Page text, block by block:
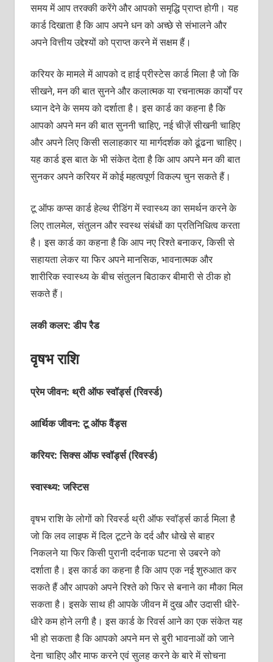
समय में आप तरक्‍की करेंगे और आपको समृद्धि प्राप्‍त होगी। यह
कार्ड दिखाता है कि आप अपने धन को अच्‍छे से संभालने और
अपने वित्तीय उद्देश्‍यों को प्राप्‍त करने में सक्षम हैं।
करियर के मामले में आपको द हाई प्रीस्‍टेस कार्ड मिला है जो कि
सीखने, मन की बात सुनने और कलात्‍मक या रचनात्‍मक कार्यों पर
ध्‍यान देने के समय को दर्शाता है। इस कार्ड का कहना है कि
आपको अपने मन की बात सुननी चाहिए, नई चीज़ें सीखनी चाहिए
और अपने लिए किसी सलाहकार या मार्गदर्शक को ढूंढना चाहिए।
यह कार्ड इस बात के भी संकेत देता है कि आप अपने मन की बात
सुनकर अपने करियर में कोई महत्‍वपूर्ण विकल्‍प चुन सकते हैं।
टू ऑफ कप्‍स कार्ड हेल्‍थ रीडिंग में स्‍वास्‍थ्‍य का समर्थन करने के
लिए तालमेल, संतुलन और स्‍वस्‍थ संबंधों का प्रतिनिधित्‍व करता
है। इस कार्ड का कहना है कि आप नए रिश्‍ते बनाकर, किसी से
सहायता लेकर या फिर अपने मानसिक, भावनात्‍मक और
शारीरिक स्‍वास्‍थ्‍य के बीच संतुलन बिठाकर बीमारी से ठीक हो
सकते हैं।
लकी कलर: डीप रैड
वृषभ राशि
प्रेम जीवन: थ्री ऑफ स्‍वॉर्ड्स (रिवर्स्‍ड)
आर्थिक जीवन: टू ऑफ वैंड्स
करियर: सिक्‍स ऑफ स्‍वॉर्ड्स (रिवर्स्‍ड)
स्वास्थ्य: जस्टिस
वृषभ राशि के लोगों को रिवर्स्‍ड थ्री ऑफ स्‍वॉर्ड्स कार्ड मिला है
जो कि लव लाइफ में दिल टूटने के दर्द और धोखे से बाहर
निकलने या फिर किसी पुरानी दर्दनाक घटना से उबरने को
दर्शाता है। इस कार्ड का कहना है कि आप एक नई शुरुआत कर
सकते हैं और आपको अपने रिश्‍ते को फिर से बनाने का मौका मिल
सकता है। इसके साथ ही आपके जीवन में दुख और उदासी धीरे-
धीरे कम होने लगी है। इस कार्ड के रिवर्स आने का एक संकेत यह
भी हो सकता है कि आपको अपने मन से बुरी भावनाओं को जाने
देना चाहिए और माफ करने एवं सुलह करने के बारे में सोचना